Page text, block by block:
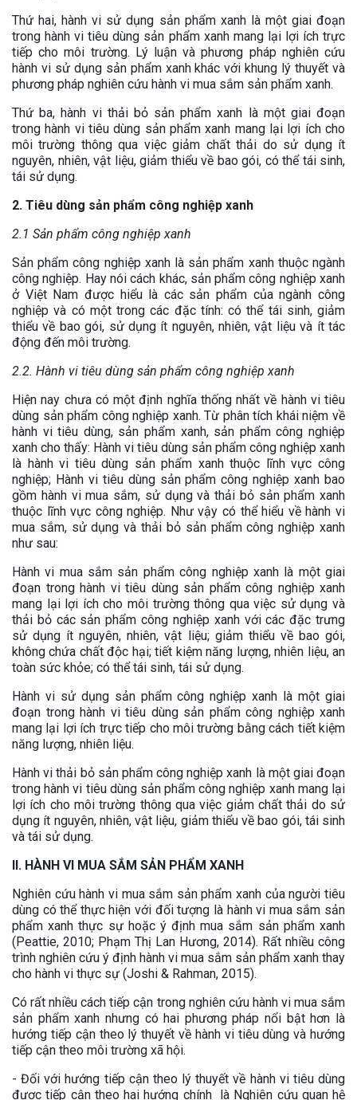
Thứ hai, hành vi sử dụng sản phẩm xanh là một giai đoạn
trong hành vi tiêu dùng sản phẩm xanh mang lại lợi ích trực
tiếp cho môi trường. Lý luận và phương pháp nghiên cứu
hành vi sử dụng sản phẩm xanh khác với khung lý thuyết và
phương pháp nghiên cứu hành vi mua sắm sản phẩm xanh.
Thứ ba, hành vi thải bỏ sản phẩm xanh là một giai đoạn
trong hành vi tiêu dùng sản phẩm xanh mang lại lợi ích cho
môi trường thông qua việc giảm chất thải do sử dụng ít
nguyên, nhiên, vật liệu, giảm thiểu về bao gói, có thể tái sinh,
tái sử dụng.
2. Tiêu dùng sản phẩm công nghiệp xanh
2.1 Sản phẩm công nghiệp xanh
Sản phẩm công nghiệp xanh là sản phẩm xanh thuộc ngành
công nghiệp. Hay nói cách khác, sản phẩm công nghiệp xanh
ở Việt Nam được hiểu là các sản phẩm của ngành công
nghiệp và có một trong các đặc tính: có thể tái sinh, giảm
thiểu về bao gói, sử dụng ít nguyên, nhiên, vật liệu và ít tác
động đến môi trường.
2.2. Hành vi tiêu dùng sản phẩm công nghiệp xanh
Hiện nay chưa có một định nghĩa thống nhất về hành vi tiêu
dùng sản phẩm công nghiệp xanh. Từ phân tích khái niệm về
hành vi tiêu dùng, sản phẩm xanh, sản phẩm công nghiệp
xanh cho thấy: Hành vi tiêu dùng sản phẩm công nghiệp xanh
là hành vi tiêu dùng sản phẩm xanh thuộc lĩnh vực công
nghiệp; Hành vi tiêu dùng sản phẩm công nghiệp xanh bao
gồm hành vi mua sắm, sử dụng và thải bỏ sản phẩm xanh
thuộc lĩnh vực công nghiệp. Như vậy có thể hiểu về hành vi
mua sắm, sử dụng và thải bỏ sản phẩm công nghiệp xanh
như sau:
Hành vi mua sắm sản phẩm công nghiệp xanh là một giai
đoạn trong hành vi tiêu dùng sản phẩm công nghiệp xanh
mang lại lợi ích cho môi trường thông qua việc sử dụng và
thải bỏ các sản phẩm công nghiệp xanh với các đặc trưng
sử dụng ít nguyên, nhiên, vật liệu; giảm thiểu về bao gói,
không chứa chất độc hại; tiết kiệm năng lượng, nhiên liệu, an
toàn sức khỏe; có thể tái sinh, tái sử dụng.
Hành vi sử dụng sản phẩm công nghiệp xanh là một giai
đoạn trong hành vi tiêu dùng sản phẩm công nghiệp xanh
mang lại lợi ích trực tiếp cho môi trường bằng cách tiết kiệm
năng lượng, nhiên liệu.
Hành vi thải bỏ sản phẩm công nghiệp xanh là một giai đoạn
trong hành vi tiêu dùng sản phẩm công nghiệp xanh mang lại
lợi ích cho môi trường thông qua việc giảm chất thải do sử
dụng ít nguyên, nhiên, vật liệu, giảm thiểu về bao gói, tái sinh
và tái sử dụng.
II. HÀNH VI MUA SẮM SẢN PHẨM XANH
Nghiên cứu hành vi mua sắm sản phẩm xanh của người tiêu
dùng có thể thực hiện với đối tượng là hành vi mua sắm sản
phẩm xanh thực sự hoặc ý định mua sắm sản phẩm xanh
(Peattie, 2010; Phạm Thị Lan Hương, 2014). Rất nhiều công
trình nghiên cứu ý định hành vi mua sắm sản phẩm xanh thay
cho hành vi thực sự (Joshi & Rahman, 2015).
Có rất nhiều cách tiếp cận trong nghiên cứu hành vi mua sắm
sản phẩm xanh nhưng có hai phương pháp nổi bật hơn là
hướng tiếp cận theo lý thuyết về hành vi tiêu dùng và hướng
tiếp cận theo môi trường xã hội.
- Đối với hướng tiếp cận theo lý thuyết về hành vi tiêu dùng
được tiếp cận theo hai hướng chính là Nghiên cứu quan hệ